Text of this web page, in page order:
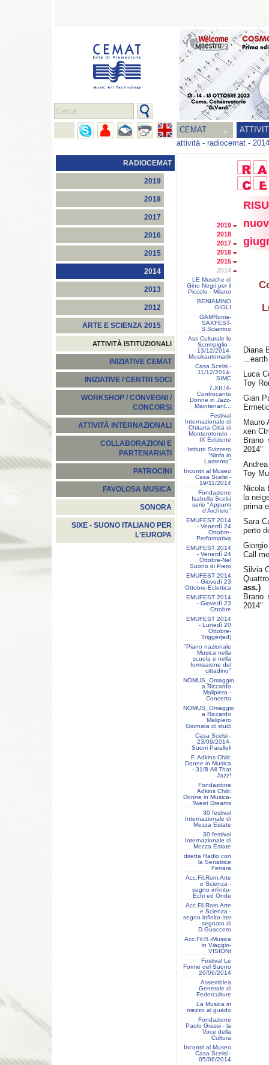
CEMAT
attività- radiocemat - 2014
RADIOCEMAT
2019
2018
2017
2016
2015
2014
2013
2012
ARTE E SCIENZA 2015
ATTIVITÀ ISTITUZIONALI
INIZIATIVE CEMAT
INIZIATIVE / CENTRI SOCI
WORKSHOP / CONVEGNI /
CONCORSI
ATTIVITÀ INTERNAZIONALI
COLLABORAZIONI E
PARTENARIATI
PATROCINI
FAVOLOSA MUSICA
SONORA
SIXE - SUONO ITALIANO PER
L'EUROPA
2019
2018
2017
2016
2015
2014
LE Musiche di
Gino Negri per il
Piccolo - Milano
BENIAMINO
GIGLI
GAMRoma-
SAXFEST-
S.Sciarrino
Ass Culturale lo
Scompiglio -
13/12/2014-
Musikautomatik
Casa Scelsi -
11/12/2014-
SIMC
7.XII.!4-
Controcanto
Donne in Jazz-
Maintenant...
Festival
Internazionale di
Chitarra Città di
Monterotondo -
IX Edizione
Istituto Svizzero
"Ninfa in
Lamento"
Incontri al Museo
Casa Scelsi -
19/11/2014
Fondazione
Isabella Scelsi
serie "Appunti
d'Archivio"
EMUFEST 2014
- Venerdì 24
Ottobre-
Performativa
EMUFEST 2014
- Venerdì 24
Ottobre-Nel
Suono di Piero
EMUFEST 2014
- Giovedì 23
Ottobre-Eclettica
EMUFEST 2014
- Giovedì 23
Ottobre
EMUFEST 2014
- Lunedì 20
Ottobre-
Trigger(ed)
"Piano nazionale
Musica nella
scuola e nella
formazione del
cittadino"
NOMUS_Omaggio
a Riccardo
Malipiero -
Concerto
NOMUS_Omaggio
a Riccardo
Malipiero
Giornata di studi
Casa Scelsi -
23/09/2014-
Suoni Paralleli
F. Adkins Chiti:
Donne in Musica
- 31/8-All That
Jazz!
Fondazione
Adkins Chiti:
Donne in Musica-
Tweet Dreams
30 festival
Internazionale di
Mezza Estate
30 festival
Internazionale di
Mezza Estate
diretta Radio con
la Senatrice
Ferrara
Acc.Fil.Rom.Arte
e Scienza -
segno infinito-
Echi ed Onde
Acc.Fil.Rom.Arte
e Scienza -
segno infinito-Iter
segnato di
D.Guaccero
Acc.Fil:R.-Musica
in Viaggio-
VISIONI
Festival Le
Forme del Suono
26/06/2014
Assemblea
Generale di
Federculture
La Musica in
mezzo al guado
Fondazione
Paolo Grassi - la
Voce della
Cultura
Incontri al Museo
Casa Scelsi -
05/06/2014
Diana
Luca
Toy
Gian
Mauro
xen
Brano
2014"
Toy
Nicola
la
prima
Sara
perto
Call
Silvia
ass.)
Brano
2014"